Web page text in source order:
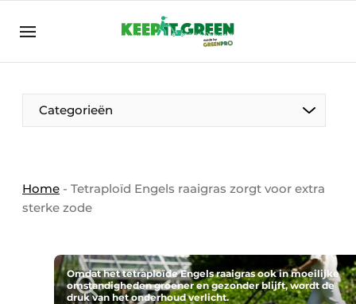
NL ENG FR
Categorieën
Home - Tetraploïd Engels raaigras zorgt voor extra
sterke zode
Omdat het tetraploïde Engels raaigras ook in moeilijke
omstandigheden groener en gezonder blijft, wordt de
druk van het onderhoud verlicht.